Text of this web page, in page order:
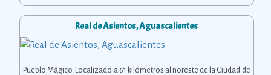
Real de Asientos, Aguascalientes
Pueblo Mágico. Localizado a 61 kilómetros al noreste de la Ciudad de